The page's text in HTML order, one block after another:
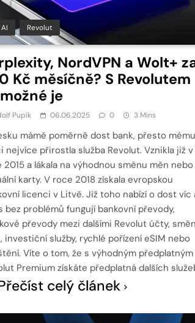
AI Revolut
NordVPN a Wolt+
Kč měsíčně? S Revolutem
je
Pupík 06.06.2025 0 3 Mins
mámě poměrně dost bank, přesto mému
nejvíce přirostla služba Revolut. Vznikla již v
2015 a lákala na výhodnou směnu měn nebo
karty. V roce 2018 získala evropskou
licenci v Litvě. Již toho nabízí o dost víc
bez problémů fungují bankovní převody,
převody mezi dalšími Revolut účty,
investiční služby, rychlé pořízení eSIM nebo
Víte o tom, že s výhodným předplatným
Premium získáte předplatná dalších
celý článek